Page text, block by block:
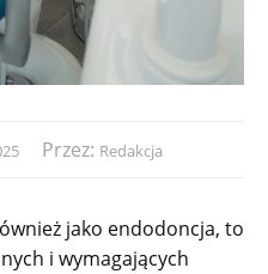
Przez: Redakcja
jako endodoncja, to
i wymagających